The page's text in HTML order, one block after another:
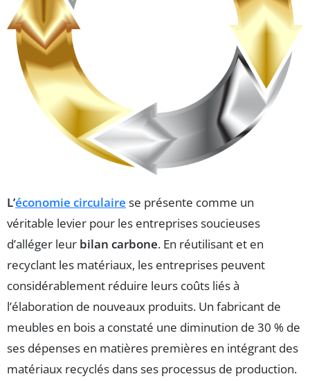
L’économie circulaire se présente comme un
véritable levier pour les entreprises soucieuses
d’alléger leur bilan carbone. En réutilisant et en
recyclant les matériaux, les entreprises peuvent
considérablement réduire leurs coûts liés à
l’élaboration de nouveaux produits. Un fabricant de
meubles en bois a constaté une diminution de 30 % de
ses dépenses en matières premières en intégrant des
matériaux recyclés dans ses processus de production.